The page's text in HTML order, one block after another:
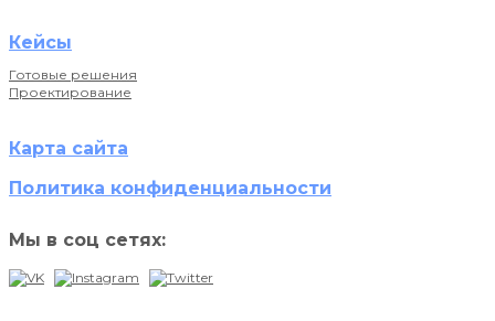
Кейсы
Готовые решения
Проектирование
Карта сайта
Политика конфиденциальности
Мы в соц сетях: